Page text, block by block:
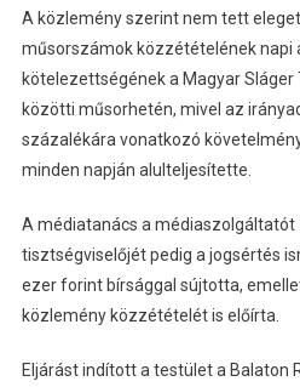
A közlemény szerint nem tett
műsorszámok közzétételének napi
kötelezettségének a Magyar Sláger
közötti műsorhetén, mivel az
százalékára vonatkozó
minden napján alulteljesítette.
A médiatanács a
tisztségviselőjét pedig a jogsértés
ezer forint bírsággal sújtotta,
közlemény közzétételét is előírta.
Eljárást indított a testület a Balaton